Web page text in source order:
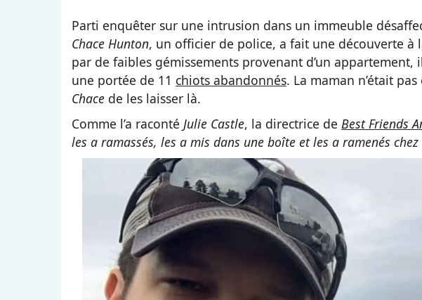
Parti enquêter sur une intrusion dans un immeuble
Chace Hunton, un officier de police, a fait une découverte à
par de faibles gémissements provenant d’un
une portée de 11 chiots abandonnés. La maman n’était
Chace de les laisser là.
Comme l’a raconté Julie Castle, la directrice de Best Friends
les a ramassés, les a mis dans une boîte et les a ramenés